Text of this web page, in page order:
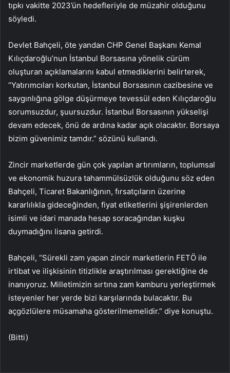
tıpkı vakitte 2023’ün hedefleriyle de müzahir olduğunu
söyledi.
Devlet Bahçeli, öte yandan CHP Genel Başkanı Kemal
Kılıçdaroğlu’nun İstanbul Borsasına yönelik cürüm
oluşturan açıklamalarını kabul etmediklerini belirterek,
“Yatırımcıları korkutan, İstanbul Borsasının cazibesine ve
saygınlığına gölge düşürmeye tevessül eden Kılıçdaroğlu
sorumsuzdur, şuursuzdur. İstanbul Borsasının yükselişi
devam edecek, önü de ardına kadar açık olacaktır. Borsaya
bizim güvenimiz tamdır.” sözünü kullandı.
Zincir marketlerde gün çok yapılan artırımların, toplumsal
ve ekonomik huzura tahammülsüzlük olduğunu söz eden
Bahçeli, Ticaret Bakanlığının, fırsatçıların üzerine
kararlılıkla gideceğinden, fiyat etiketlerini şişirenlerden
isimli ve idari manada hesap soracağından kuşku
duymadığını lisana getirdi.
Bahçeli, “Sürekli zam yapan zincir marketlerin FETÖ ile
irtibat ve ilişkisinin titizlikle araştırılması gerektiğine de
inanıyoruz. Milletimizin sırtına zam kamburu yerleştirmek
isteyenler her yerde bizi karşılarında bulacaktır. Bu
açgözlülere müsamaha gösterilmemelidir.” diye konuştu.
(Bitti)